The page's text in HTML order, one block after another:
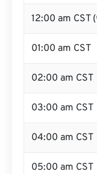
12:00 am CST
01:00 am CST
02:00 am CST
03:00 am CST
04:00 am CST
05:00 am CST